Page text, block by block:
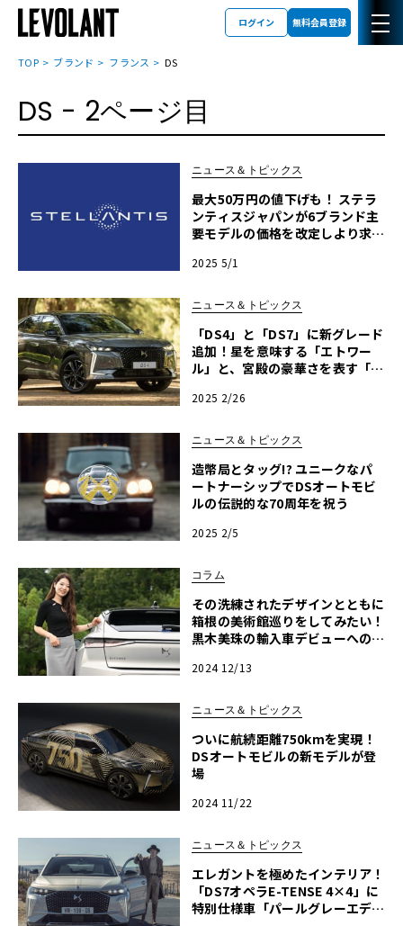
ログイン 無料会員登録
TOP ブランド フランス DS
DS - 2ページ目
ニュース＆トピックス
最大50万円の値下げも！ ステラ
ンティスジャパンが6ブランド主
要モデルの価格を改定しより求め
2025 5/1
ニュース＆トピックス
「DS4」と「DS7」に新グレード
追加！星を意味する「エトワー
ル」と、宮殿の豪華さを表す「パ
2025 2/26
ニュース＆トピックス
造幣局とタッグ!? ユニークなパ
ートナーシップでDSオートモビ
ルの伝説的な70周年を祝う
2025 2/5
コラム
その洗練されたデザインとともに
箱根の美術館巡りをしてみたい！
黒木美珠の輸入車デビューへの道
2024 12/13
ニュース＆トピックス
ついに航続距離750kmを実現！
DSオートモビルの新モデルが登
場
2024 11/22
ニュース＆トピックス
エレガントを極めたインテリア！
「DS7オペラE-TENSE 4×4」に
特別仕様車「パールグレーエディ